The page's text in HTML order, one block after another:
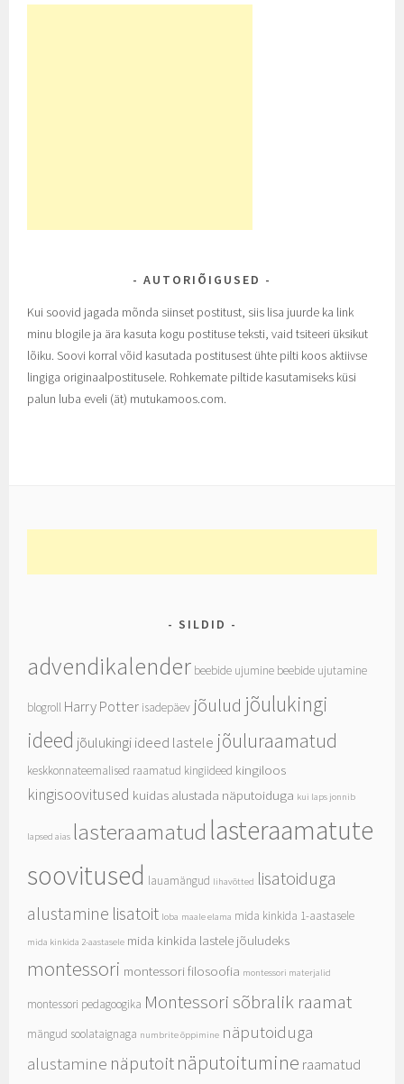
AUTORIÕIGUSED
Kui soovid jagada mõnda siinset postitust, siis lisa juurde ka link
minu blogile ja ära kasuta kogu postituse teksti, vaid tsiteeri üksikut
lõiku. Soovi korral võid kasutada postitusest ühte pilti koos aktiivse
lingiga originaalpostitusele. Rohkemate piltide kasutamiseks küsi
palun luba eveli (ät) mutukamoos.com.
SILDID
advendikalender beebide ujumine beebide ujutamine
blogroll Harry Potter isadepäev jõulud jõulukingi
ideed jõulukingi ideed lastele jõuluraamatud
keskkonnateemalised raamatud kingiideed kingiloos
kingisoovitused kuidas alustada näputoiduga kui laps jonnib
lapsed aias lasteraamatud lasteraamatute
soovitused lauamängud lihavõtted lisatoiduga
alustamine lisatoit loba maale elama mida kinkida 1-aastasele
mida kinkida 2-aastasele mida kinkida lastele jõuludeks
montessori montessori filosoofia montessori materjalid
montessori pedagoogika Montessori sõbralik raamat
mängud soolataignaga numbrite õppimine näputoiduga
alustamine näputoitnäputoitumine raamatud